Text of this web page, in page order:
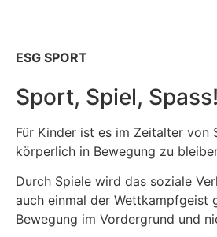
ESG SPORT
Sport, Spiel, Spass!
Für Kinder ist es im Zeitalter von
körperlich in Bewegung zu
Durch Spiele wird das soziale
auch einmal der Wettkampfgeist
Bewegung im Vordergrund und